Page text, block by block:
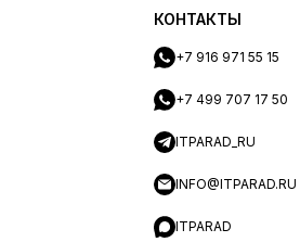
КОНТАКТЫ
+7 916 971 55 15
+7 499 707 17 50
ITPARAD_RU
INFO@ITPARAD.RU
ITPARAD